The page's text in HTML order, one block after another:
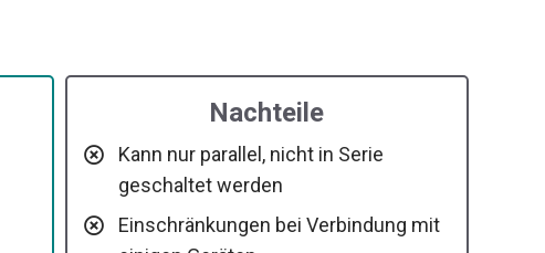
Nachteile
Kann nur parallel, nicht in Serie
geschaltet werden
Einschränkungen bei Verbindung mit